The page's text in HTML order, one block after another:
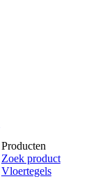
Producten
Zoek product
Vloertegels